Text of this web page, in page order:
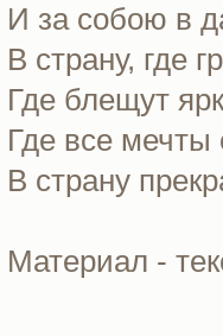
И за собою в
В страну, где
Где блещут
Где все мечты
В страну
Материал -